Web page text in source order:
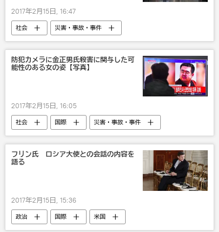
2017年2月15日, 16:47
社会
災害・事故・事件
北朝鮮最高指導者の兄、金正男氏マレーシアで殺害される
マレーシア
事故
防犯カメラに金正男氏殺害に関与した可
能性のある女の姿【写真】
2017年2月15日, 16:05
社会 国際
災害・事故・事件
アジア
フリン氏 ロシア大使との会話の内容を
語る
2017年2月15日, 15:36
政治 国際 米国